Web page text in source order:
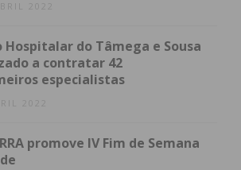
2022
Hospitalar do Tâmega e Sousa
a contratar 42
especialistas
2022
promove IV Fim de Semana